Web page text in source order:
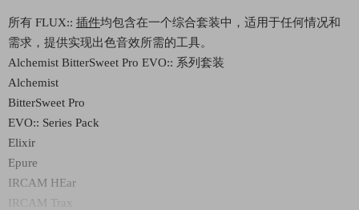
所有 FLUX:: 插件均包含在一个综合套装中，适用于任何情况和
需求，提供实现出色音效所需的工具。
Alchemist BitterSweet Pro EVO:: 系列套装
Alchemist
BitterSweet Pro
EVO:: Series Pack
Elixir
Epure
IRCAM HEar
IRCAM Trax